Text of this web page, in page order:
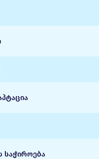
საჭიროება